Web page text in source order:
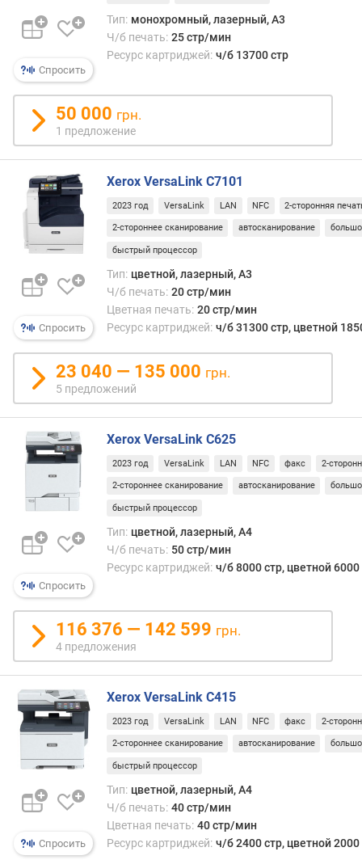
о
ж
н
ч
/
б
к
о
п
и
р
о
а
н
е
р
/
и
н
)
в
е
т
н
о
е
о
п
и
о
а
н
е
Спросить
Тип: монохромный, лазерный, A3
Ч/б печать: 25 стр/мин
Ресурс картриджей: ч/б 13700 стр
50 000 грн.
1 предложение
Спросить
Xerox VersaLink C7101
2023 год VersaLink LAN NFC 2-сторонняя
2-стороннее сканирование автосканирование
быстрый процессор
Тип: цветной, лазерный, A3
Ч/б печать: 20 стр/мин
Цветная печать: 20 стр/мин
Ресурс картриджей: ч/б 31300 стр, цветной
23 040 — 135 000 грн.
5 предложений
Спросить
Xerox VersaLink C625
2023 год VersaLink LAN NFC факс 2-
2-стороннее сканирование автосканирование
быстрый процессор
Тип: цветной, лазерный, A4
Ч/б печать: 50 стр/мин
Ресурс картриджей: ч/б 8000 стр, цветной
116 376 — 142 599 грн.
4 предложения
Спросить
Xerox VersaLink C415
2023 год VersaLink LAN NFC факс 2-
2-стороннее сканирование автосканирование
быстрый процессор
Тип: цветной, лазерный, A4
Ч/б печать: 40 стр/мин
Цветная печать: 40 стр/мин
Ресурс картриджей: ч/б 2400 стр, цветной